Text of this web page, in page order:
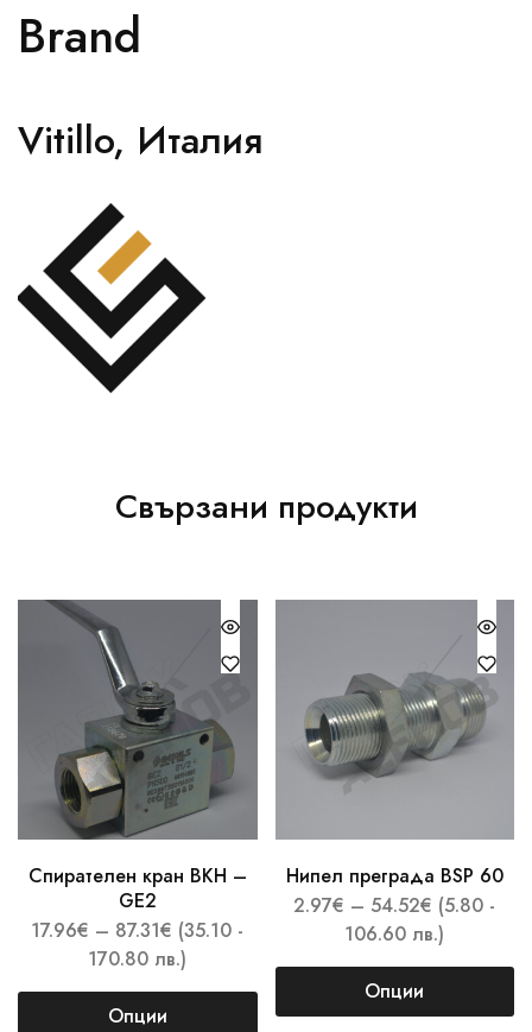
Brand
Vitillo, Италия
Свързани продукти
Спирателен кран ВКН –
GE2
17.96€ – 87.31€ (35.10 -
170.80 лв.)
Опции
Нипел преграда BSP 60
2.97€ – 54.52€ (5.80 -
106.60 лв.)
Опции